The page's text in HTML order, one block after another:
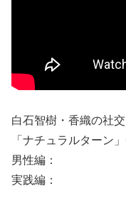
白石智樹・香織の社
「ナチュラルターン
男性編：
実践編：